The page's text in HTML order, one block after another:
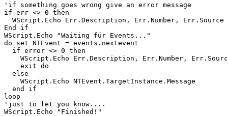
'if something goes wrong give an error message
if err <> 0 then
  WScript.Echo Err.Description, Err.Number, Err.Source
End if
WScript.Echo "Waiting für Events..."
do set NTEvent = events.nextevent
  if error <> 0 then
WScript.Echo Err.Description, Err.Number,
    exit do
  else
    WScript.Echo NTEvent.TargetInstance.Message
  end if
loop
'just to let you know....
WScript.Echo "Finished!"